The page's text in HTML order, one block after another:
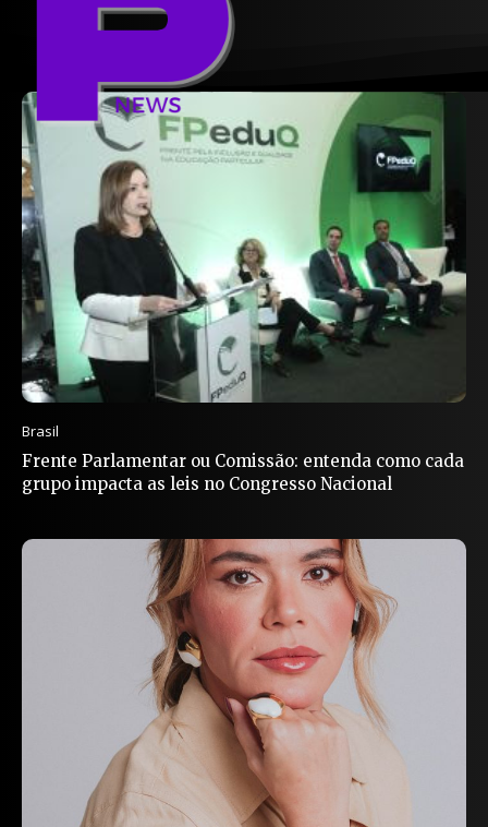
Brasil
Frente Parlamentar ou Comissão: entenda como cada
grupo impacta as leis no Congresso Nacional